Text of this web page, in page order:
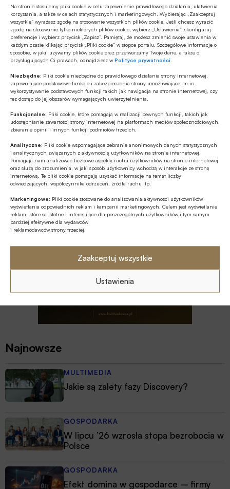
Na stronie stosujemy pliki cookie w celu zapewnienie prawidłowego działania, ułatwienia
korzystania, a także w celach statystycznych i marketingowych. Wybierając „Zaakceptuj
wszystkie” wyrażasz zgodę na stosowanie wszystkich plików cookie. Jeśli chcesz wyrazić
zgodę na stosowanie tylko niektórych plików cookie, wybierz „Ustawienia”, skonfiguruj
preferencje i wybierz przycisk „Zapisz”. Pamiętaj, że możesz zmienić swoje ustawienia w
każdym czasie klikając przycisk „Pliki cookie” w stopce portalu. Szczegółowe informacje o
sposobie, w jaki używamy plików cookie oraz przetwarzamy Twoje dane, a także o
przysługujących Ci prawach, odnajdziesz wPolityce prywatności
Niezbędne: Pliki cookie niezbędne do prawidłowego działania strony internetowej,
zapewniające podstawowe funkcje i zabezpieczenia strony umożliwiające, m.in.
wykorzystywanie podstawowych funkcji takich jak nawigacja na stronie internetowej, czy
tez dostęp do jej obszarów wymagających uwierzytelnienia.
Funkcjonalne: Pliki cookie, które pomagają w realizacji pewnych funkcji, takich jak
udostępnianie zawartości strony internetowej na platformach mediów społecznościowych,
zbieranie opinii i innych funkcji podmiotów trzecich.
Analityczne: Pliki cookie wspomagające zebranie anonimowych danych statystycznych
i analitycznych związanych z aktywnością użytkowników na stronie internetowej.
Pomagają nam analizować liczbowe aspekty ruchu użytkowników na stronie internetowej
oraz służą do zrozumienia, w jaki sposób użytkownicy wchodzą w interakcje ze stroną
internetową. Te pliki cookie pomagają uzyskać informacje na temat liczby
odwiedzających, współczynnika odrzuceń, źródła ruchu itp.
Marketingowe: Pliki cookie stosowane do analizowania aktywności użytkowników,
wyświetlania odpowiednich reklam i kampanii marketingowych. Celem jest wyświetlanie
reklam, które są istotne i interesujące dla poszczególnych użytkowników i tym samym
bardziej efektywne dla wydawców
i reklamodawców strony trzeciej.
Zaakceptuj wszystkie
Ustawienia
Banki mogą bezpośrednio finansować
przemysł zbrojeniowy
Z RYNKU FINANSOWEGO
PKO BP o nowych zasadach
ustawowych w sprawach frankowych
MULTIMEDIA
Na czym polega faza Discovery?
Z RYNKU FINANSOWEGO
Branża leasingowa o inwestycjach w
polskiej gospodarce, programie SAFE i
polityce dual use
Najnowsze
MULTIMEDIA
Jakie są zalety fazy Discovery?
GOSPODARKA
W lipcu ’26 wzrosła stopa bezrobocia w
Polsce
GOSPODARKA
Efekt domina w gospodarce – firmy